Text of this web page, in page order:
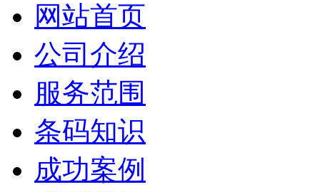
网站首页
公司介绍
服务范围
条码知识
成功案例